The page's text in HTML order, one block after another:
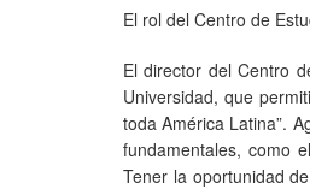
El rol del Centro de
El director del Centro
Universidad, que
toda América Latina”.
fundamentales, como
Tener la oportunidad